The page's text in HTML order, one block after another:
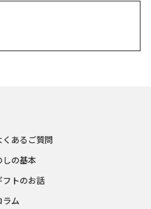
くあるご質問
しの基本
フトのお話
ラム